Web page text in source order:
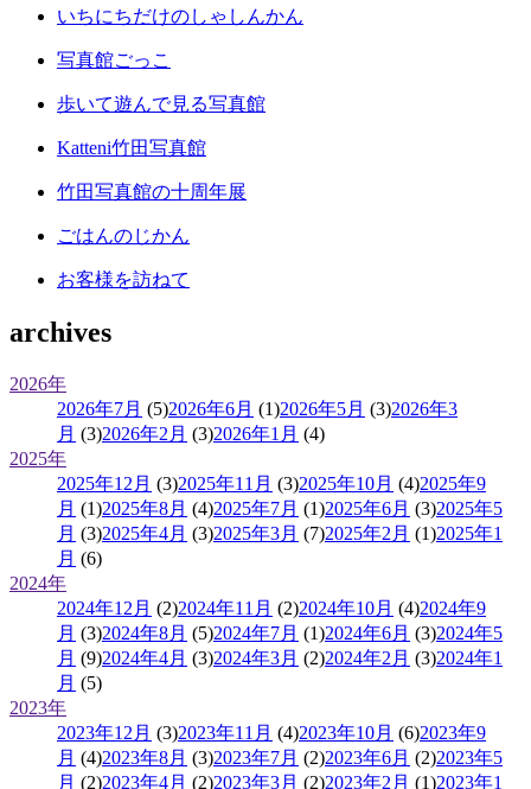
いちにちだけのしゃしんかん
写真館ごっこ
歩いて遊んで見る写真館
Katteni竹田写真館
竹田写真館の十周年展
ごはんのじかん
お客様を訪ねて
archives
2026年
2026年7月 (5)2026年6月 (1)2026年5月 (3)2026年3
月 (3)2026年2月 (3)2026年1月 (4)
2025年
2025年12月 (3)2025年11月 (3)2025年10月 (4)2025年9
月 (1)2025年8月 (4)2025年7月 (1)2025年6月 (3)2025年5
月 (3)2025年4月 (3)2025年3月 (7)2025年2月 (1)2025年1
月 (6)
2024年
2024年12月 (2)2024年11月 (2)2024年10月 (4)2024年9
月 (3)2024年8月 (5)2024年7月 (1)2024年6月 (3)2024年5
月 (9)2024年4月 (3)2024年3月 (2)2024年2月 (3)2024年1
月 (5)
2023年
2023年12月 (3)2023年11月 (4)2023年10月 (6)2023年9
月 (4)2023年8月 (3)2023年7月 (2)2023年6月 (2)2023年5
月 (2)2023年4月 (2)2023年3月 (2)2023年2月 (1)2023年1